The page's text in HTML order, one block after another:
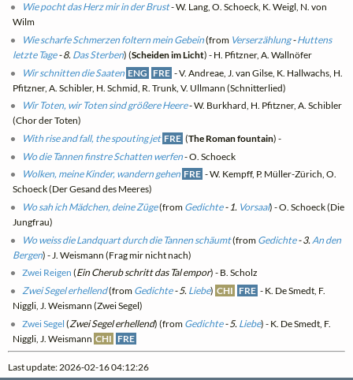
Wie pocht das Herz mir in der Brust- W. Lang, O. Schoeck, K. Weigl, N. von
Wilm
Wie scharfe Schmerzen foltern mein Gebein(from Verserzählung-Huttens
letzte Tage- 8. Das Sterben) (Scheiden im Licht) - H. Pfitzner, A. Wallnöfer
Wir schnitten die Saaten ENG FRE - V. Andreae, J. van Gilse, K. Hallwachs, H.
Pfitzner, A. Schibler, H. Schmid, R. Trunk, V. Ullmann (Schnitterlied)
Wir Toten, wir Toten sind größere Heere- W. Burkhard, H. Pfitzner, A. Schibler
(Chor der Toten)
With rise and fall, the spouting jet FRE (The Roman fountain) -
Wo die Tannen finstre Schatten werfen- O. Schoeck
Wolken, meine Kinder, wandern gehen FRE - W. Kempff, P. Müller-Zürich, O.
Schoeck (Der Gesand des Meeres)
Wo sah ich Mädchen, deine Züge(from Gedichte- 1. Vorsaal) - O. Schoeck (Die
Jungfrau)
Wo weiss die Landquart durch die Tannen schäumt(from Gedichte- 3. An den
Bergen) - J. Weismann (Frag mir nicht nach)
Zwei Reigen (Ein Cherub schritt das Tal empor) - B. Scholz
Zwei Segel erhellend(from Gedichte- 5. Liebe) CHI FRE - K. De Smedt, F.
Niggli, J. Weismann (Zwei Segel)
Zwei Segel (Zwei Segel erhellend) (from Gedichte- 5. Liebe) - K. De Smedt, F.
Niggli, J. Weismann CHI FRE
Last update: 2026-02-16 04:12:26